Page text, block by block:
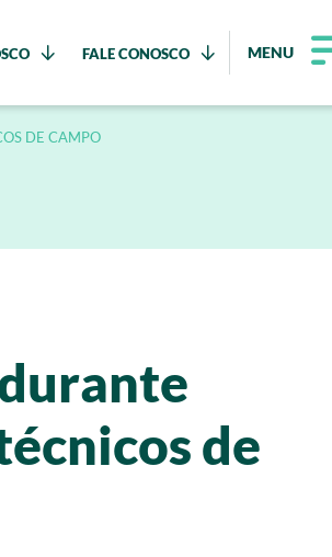
FALE CONOSCO MENU
DE CAMPO
de